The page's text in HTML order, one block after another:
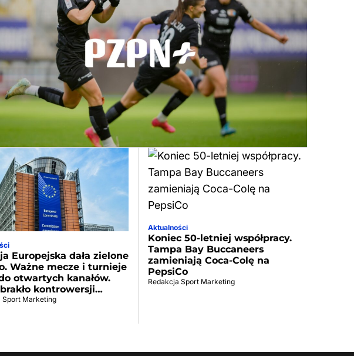
Europejska dała zielone
Ważne mecze i turnieje
otwartych kanałów.
kontrowersji…
Sport Marketing
Aktualności
Koniec 50-letniej współpracy.
Tampa Bay Buccaneers
zamieniają Coca-Colę na
PepsiCo
Redakcja Sport Marketing